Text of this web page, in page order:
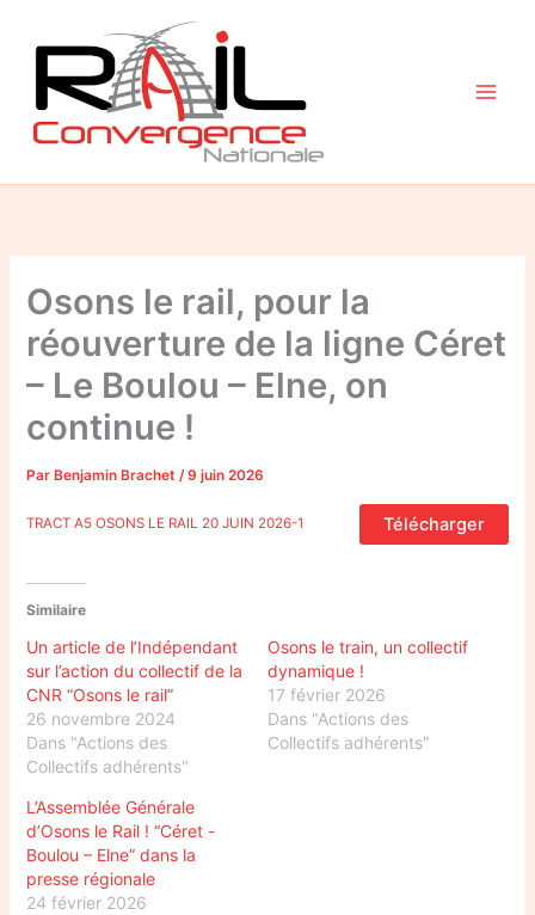
contenu
Osons le rail, pour la
réouverture de la ligne Céret
– Le Boulou – Elne, on
continue !
Par Benjamin Brachet/9 juin 2026
TRACT A5 OSONS LE RAIL 20 JUIN 2026-1 Télécharger
Similaire
Un article de l’Indépendant
sur l’action du collectif de la
CNR “Osons le rail”
26 novembre 2024
Dans "Actions des
Collectifs adhérents"
Osons le train, un collectif
dynamique !
17 février 2026
Dans "Actions des
Collectifs adhérents"
L’Assemblée Générale
d’Osons le Rail ! “Céret -
Boulou – Elne” dans la
presse régionale
24 février 2026